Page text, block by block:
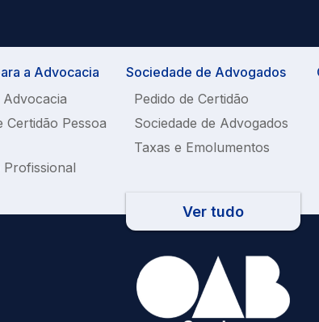
a Advocacia
Certidão Pessoa
Sociedade de Advogados
Pedido de Certidão
Sociedade de Advogados
Taxas e Emolumentos
Ver tudo